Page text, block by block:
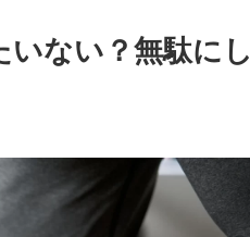
ない？無駄にし